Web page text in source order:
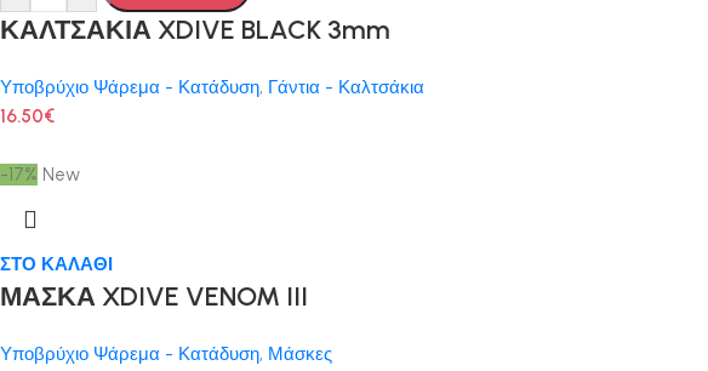
ΚΑΛΤΣΑΚΙΑ XDIVE BLACK 3mm
Υποβρύχιο Ψάρεμα - Κατάδυση, Γάντια - Καλτσάκια
16.50€
-17% New
ΣΤΟ ΚΑΛΑΘΙ
ΜΑΣΚΑ XDIVE VENOM III
Υποβρύχιο Ψάρεμα - Κατάδυση, Μάσκες